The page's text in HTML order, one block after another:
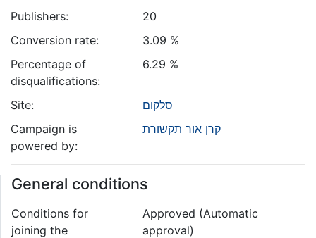
Publishers:
20
Conversion rate:
3.09 %
Percentage of
disqualifications:
6.29 %
Site:
סלקום
Campaign is
powered by:
קרן אור תקשורת
General conditions
Conditions for
joining the
Approved (Automatic
approval)